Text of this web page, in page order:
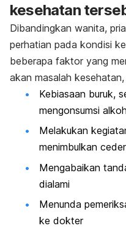
kesehatan
Dibandingkan wanita,
perhatian pada kondisi
beberapa faktor yang
akan masalah
Kebiasaan buruk,
mengonsumsi
Melakukan
menimbulkan
Mengabaikan
dialami
Menunda
ke dokter